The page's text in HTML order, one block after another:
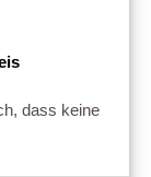
dass keine